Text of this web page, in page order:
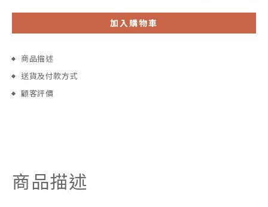
加入購物車
商品描述
送貨及付款方式
顧客評價
商品描述